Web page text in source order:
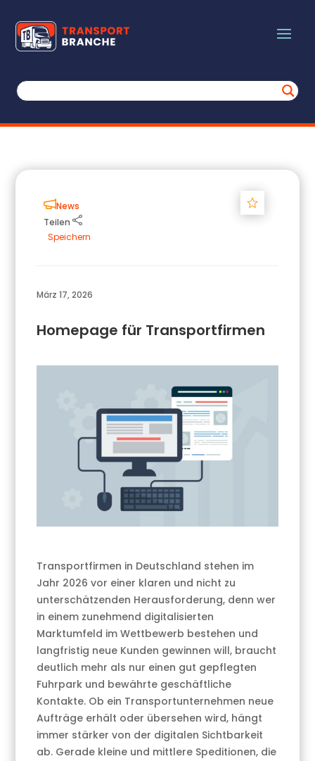
News
Teilen
Speichern
Track
März 17, 2026
Homepage für Transportfirmen
Transportfirmen in Deutschland stehen im
Jahr 2026 vor einer klaren und nicht zu
unterschätzenden Herausforderung, denn wer
in einem zunehmend digitalisierten
Marktumfeld im Wettbewerb bestehen und
langfristig neue Kunden gewinnen will, braucht
deutlich mehr als nur einen gut gepflegten
Fuhrpark und bewährte geschäftliche
Kontakte. Ob ein Transportunternehmen neue
Aufträge erhält oder übersehen wird, hängt
immer stärker von der digitalen Sichtbarkeit
ab. Gerade kleine und mittlere Speditionen, die